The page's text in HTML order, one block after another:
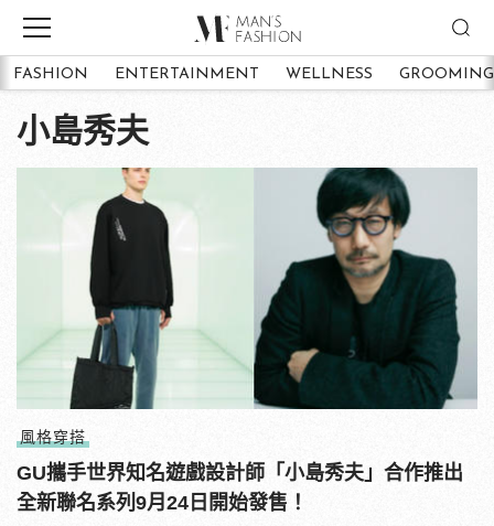
FASHION ENTERTAINMENT WELLNESS GROOMING
小島秀夫
風格穿搭
GU攜手世界知名遊戲設計師「小島秀夫」合作推出
全新聯名系列9月24日開始發售！